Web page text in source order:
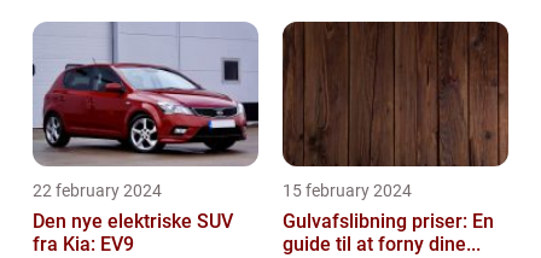
22 february 2024
Den nye elektriske SUV
fra Kia: EV9
15 february 2024
Gulvafslibning priser: En
guide til at forny dine...